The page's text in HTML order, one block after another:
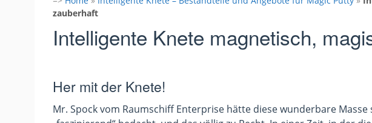
zauberhaft
Intelligente Knete magnetisch,
Her mit der Knete!
Mr. Spock vom Raumschiff Enterprise hätte diese wunderbare